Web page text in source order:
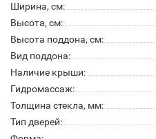
Ширина, см:
Высота, см:
Высота поддона, см:
Вид поддона:
Наличие крыши:
Гидромассаж:
Толщина стекла, мм:
Тип дверей: